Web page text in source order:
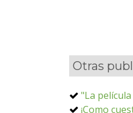
Otras
"La
¡Como